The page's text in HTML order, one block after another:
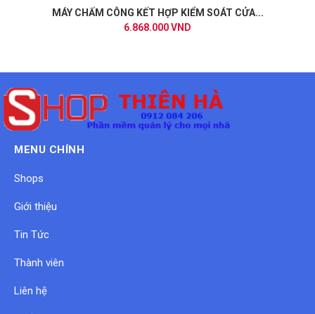
MÁY CHẤM CÔNG KẾT HỢP KIỂM SOÁT CỬA...
6.868.000 VND
MENU CHÍNH
Shops
Giới thiệu
Tin Tức
Thành viên
Liên hệ